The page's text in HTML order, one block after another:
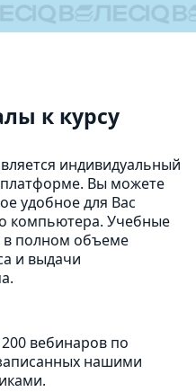
к курсу
индивидуальный
платформе. Вы можете
удобное для Вас
компьютера. Учебные
в полном объеме
и выдачи
вебинаров по
нашими